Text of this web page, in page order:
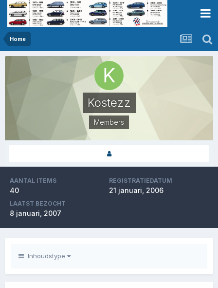
Home
Kostezz
Members
AANTAL ITEMS
40
REGISTRATIEDATUM
21 januari, 2006
LAATST BEZOCHT
8 januari, 2007
Inhoudstype